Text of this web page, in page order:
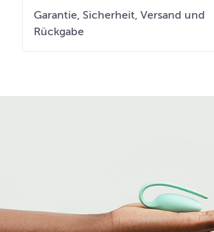
Garantie, Sicherheit, Versand und
Rückgabe